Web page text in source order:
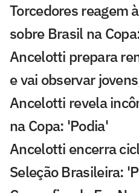
Torcedores reagem
sobre Brasil na
Ancelotti prepara
e vai observar
Ancelotti revela
na Copa: 'Podia'
Ancelotti encerra
Seleção Brasileira: